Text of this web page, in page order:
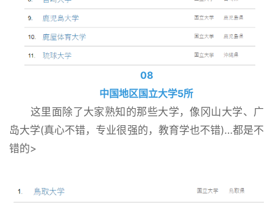
08
中国地区国立大学5所
这里面除了大家熟知的那些大学，像冈山大学、广
岛大学(真心不错，专业很强的，教育学也不错)…都是不
错的>